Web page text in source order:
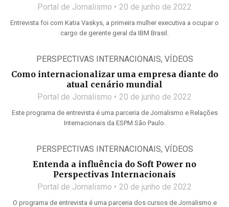
Portal de Jornalismo 20 de junho de 2022
Entrevista foi com Katia Vaskys, a primeira mulher executiva a ocupar o
cargo de gerente geral da IBM Brasil.
PERSPECTIVAS INTERNACIONAIS, VÍDEOS
Como internacionalizar uma empresa diante do
atual cenário mundial
Portal de Jornalismo 20 de junho de 2022
Este programa de entrevista é uma parceria de Jornalismo e Relações
Internacionais da ESPM São Paulo.
PERSPECTIVAS INTERNACIONAIS, VÍDEOS
Entenda a influência do Soft Power no
Perspectivas Internacionais
Portal de Jornalismo 20 de junho de 2022
O programa de entrevista é uma parceria dos cursos de Jornalismo e